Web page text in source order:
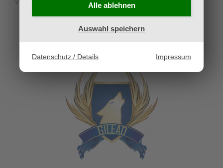
Alle ablehnen
Auswahl speichern
Datenschutz / Details Impressum